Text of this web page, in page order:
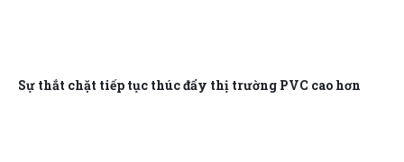
Sự thắt chặt tiếp tục thúc đẩy thị trường PVC cao hơn